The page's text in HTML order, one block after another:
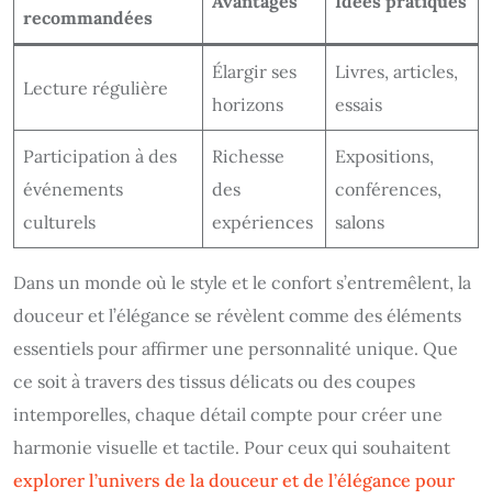
recommandées
Lecture régulière
Élargir ses
horizons
Livres, articles,
essais
Participation à des
événements
culturels
Richesse
des
expériences
Expositions,
conférences,
salons
Dans un monde où le style et le confort s’entremêlent, la
douceur et l’élégance se révèlent comme des éléments
essentiels pour affirmer une personnalité unique. Que
ce soit à travers des tissus délicats ou des coupes
intemporelles, chaque détail compte pour créer une
harmonie visuelle et tactile. Pour ceux qui souhaitent
explorer l’univers de la douceur et de l’élégance pour